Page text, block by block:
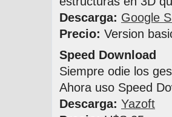
Descarga: Google
Precio: Version
Speed Download
Siempre odie los
Ahora uso Speed
Descarga: Yazoft